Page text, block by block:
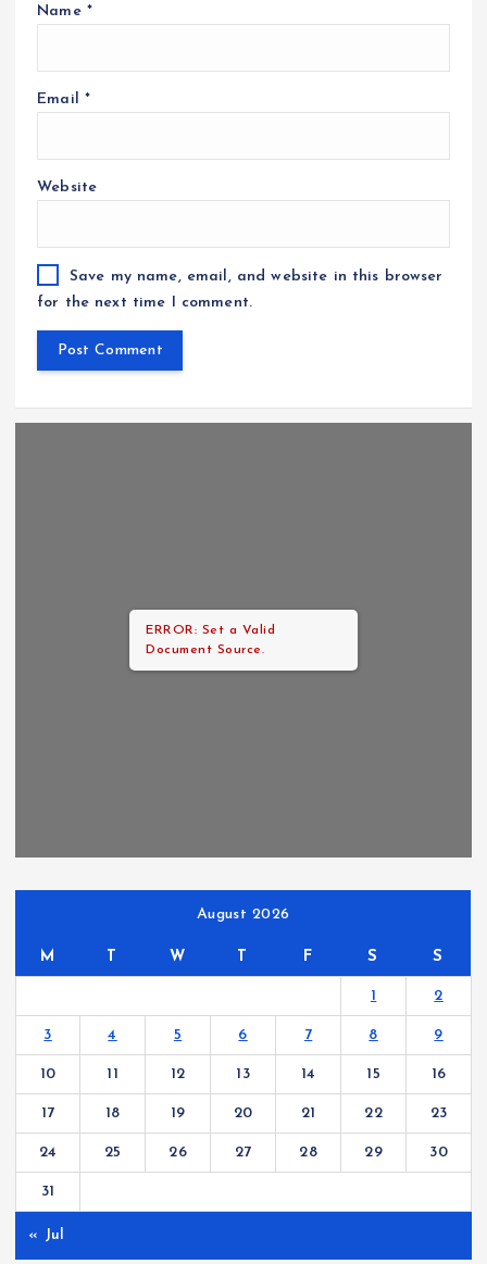
Name *
Email *
Website
Save my name, email, and website in this browser
for the next time I comment.
ERROR: Set a Valid
Document Source.
August 2026
M T W T F S S
1 2
3 4 5 6 7 8 9
10 11 12 13 14 15 16
17 18 19 20 21 22 23
24 25 26 27 28 29 30
31
« Jul